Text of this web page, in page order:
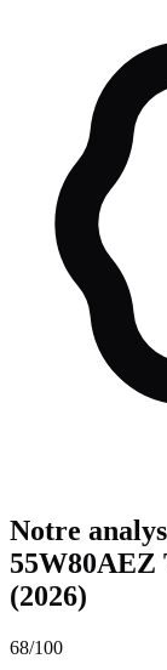
Notre
(2026)
68/100